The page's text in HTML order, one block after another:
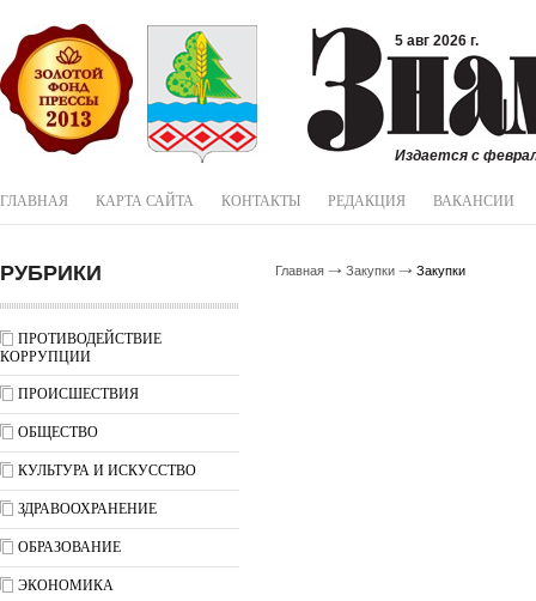
5 авг 2026 г.
Издается с
ГЛАВНАЯ КАРТА САЙТА КОНТАКТЫ РЕДАКЦИЯ ВАКАНСИИ
РУБРИКИ
ПРОТИВОДЕЙСТВИЕ
КОРРУПЦИИ
ПРОИСШЕСТВИЯ
ОБЩЕСТВО
КУЛЬТУРА И ИСКУССТВО
ЗДРАВООХРАНЕНИЕ
ОБРАЗОВАНИЕ
ЭКОНОМИКА
Главная Закупки Закупки